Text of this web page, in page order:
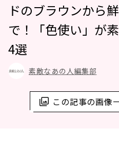
この記事の画像
ドのブラウンから
で！「色使い」が
4選
素敵なあの人編集部